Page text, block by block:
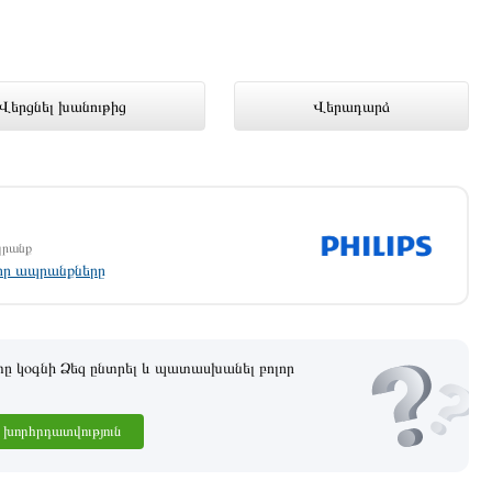
խանութից Վերադարձ
լավագույն գնով 95 000
ապրանքները
կօգնի Ձեզ ընտրել և պատասխանել բոլոր